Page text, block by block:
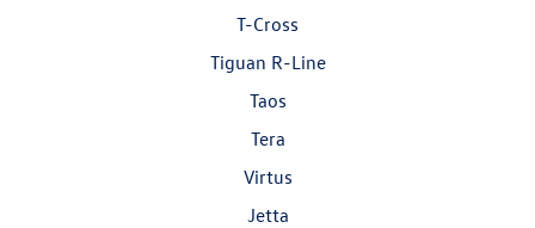
T-Cross
Tiguan R-Line
Taos
Tera
Virtus
Jetta